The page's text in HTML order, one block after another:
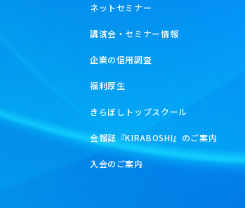
ネットセミナー
講演会・セミナー情報
企業の信用調査
福利厚生
きらぼしトップスクール
会報誌『KIRABOSHI』のご案内
入会のご案内